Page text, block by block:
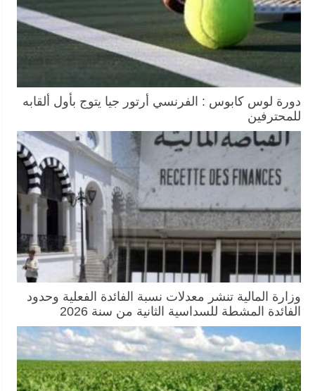
دورة لوس كابوس : الفرنسي أرتور جيا يتوج بأول ألقابه
للمحترفين
وزارة المالية تنشر معدلات نسبة الفائدة الفعلية وحدود
الفائدة المشطة للسداسية الثانية من سنة 2026